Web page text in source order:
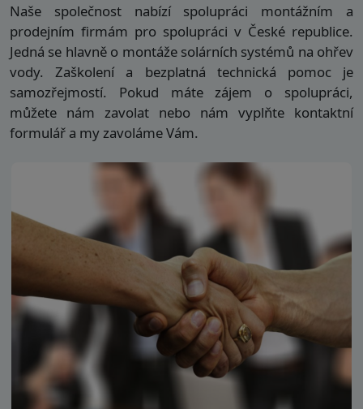
Naše společnost nabízí spolupráci montážním a
prodejním firmám pro spolupráci v České republice.
Jedná se hlavně o montáže solárních systémů na ohřev
vody. Zaškolení a bezplatná technická pomoc je
samozřejmostí. Pokud máte zájem o spolupráci,
můžete nám zavolat nebo nám vyplňte kontaktní
formulář a my zavoláme Vám.